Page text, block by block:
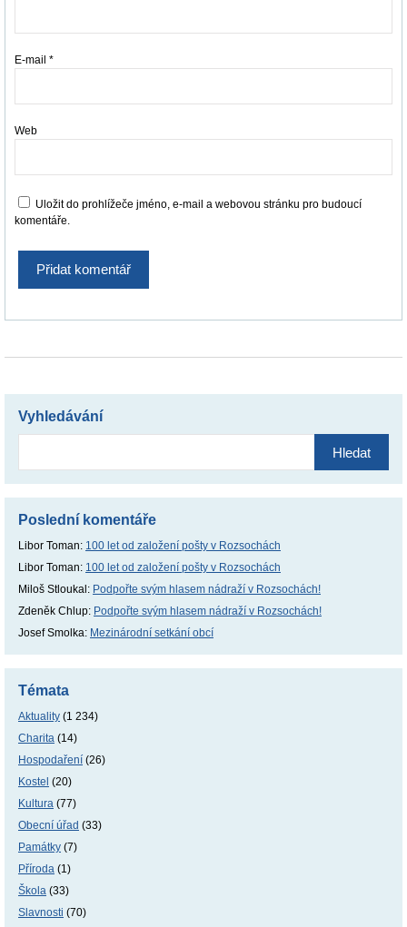
E-mail *
Web
Uložit do prohlížeče jméno, e-mail a webovou stránku pro budoucí
komentáře.
Vyhledávání
Poslední komentáře
Libor Toman: 100 let od založení pošty v Rozsochách
Libor Toman: 100 let od založení pošty v Rozsochách
Miloš Stloukal : Podpořte svým hlasem nádraží v Rozsochách!
Zdeněk Chlup: Podpořte svým hlasem nádraží v Rozsochách!
Josef Smolka: Mezinárodní setkání obcí
Témata
Aktuality (1 234)
Charita (14)
Hospodaření (26)
Kostel (20)
Kultura (77)
Obecní úřad (33)
Památky (7)
Příroda (1)
Škola (33)
Slavnosti (70)